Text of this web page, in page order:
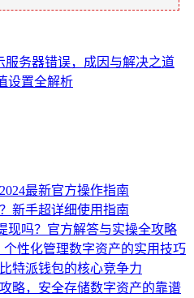
服务器错误，成因与解决之道
设置全解析
最新官方操作指南
新手超详细使用指南
现吗？官方解答与实操全攻略
性化管理数字资产的实用技巧
特派钱包的核心竞争力
略，安全存储数字资产的靠谱